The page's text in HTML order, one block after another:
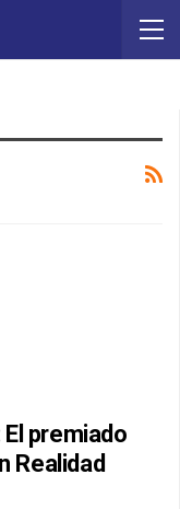
premiado
Realidad